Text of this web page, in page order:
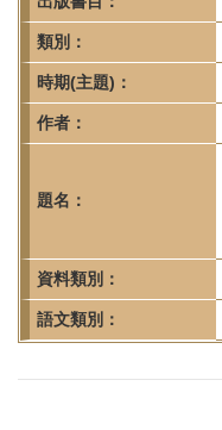
灣
史
研
究
首
頁
類別：
時期(主題)：
作者：
題名：
資料類別：
語文類別：